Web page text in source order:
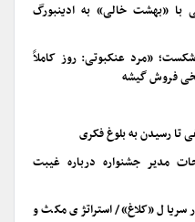
با «بهشت خالی» به ادینبورگ
شکست؛ «مرد عنکبوتی: روز کاملاً
فروش گیشه
تا رسیدن به بلوغ فکری
ونیز ۲۰۲۶؛ توضیحات مدیر جشنواره درباره غیبت
«کلاغ»/ استراتژی مکث و